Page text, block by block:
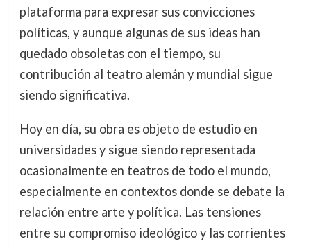
plataforma para expresar sus convicciones
políticas, y aunque algunas de sus ideas han
quedado obsoletas con el tiempo, su
contribución al teatro alemán y mundial sigue
siendo significativa.
Hoy en día, su obra es objeto de estudio en
universidades y sigue siendo representada
ocasionalmente en teatros de todo el mundo,
especialmente en contextos donde se debate la
relación entre arte y política. Las tensiones
entre su compromiso ideológico y las corrientes